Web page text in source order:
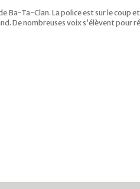
Ta-Clan. La police est sur le coup
De nombreuses voix s’élèvent